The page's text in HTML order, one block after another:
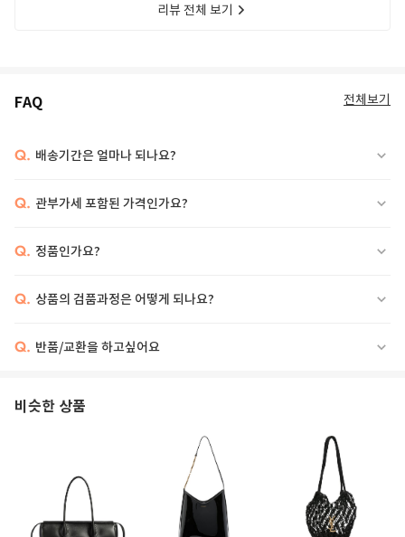
리뷰 전체 보기
FAQ 전체보기
Q. 배송기간은 얼마나 되나요?
Q. 관부가세 포함된 가격인가요?
Q. 정품인가요?
Q. 상품의 검품과정은 어떻게 되나요?
Q. 반품/교환을 하고싶어요
비슷한 상품